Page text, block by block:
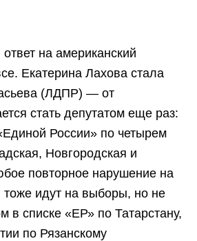
на американский
Екатерина Лахова стала
(ЛДПР) — от
стать депутатом еще раз:
России» по четырем
Новгородская и
повторное нарушение на
тоже идут на выборы, но не
в списке «ЕР» по Татарстану,
по Рязанскому